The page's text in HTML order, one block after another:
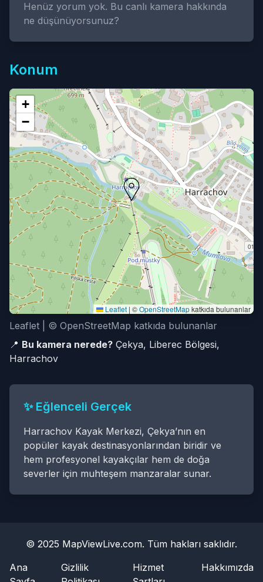
Henüz yorum yok. Bu canlı kamera hakkında
ne düşünüyorsunuz?
Konum
+
−
Leaflet | ©OpenStreetMapkatkıda bulunanlar
Leaflet | © OpenStreetMap katkıda bulunanlar
📍 Bu kamera nerede? Çekya, Liberec Bölgesi,
Harrachov
✨ Eğlenceli Gerçek
Harrachov Kayak Merkezi, Çekya’nın en
popüler kayak destinasyonlarından biridir ve
hem profesyonel kayakçılar hem de doğa
severler için muhteşem manzaralar sunar.
© 2025 MapViewLive.com. Tüm hakları saklıdır.
Ana
Gizlilik
Hizmet
Hakkımızda